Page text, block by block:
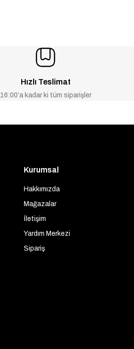
Hızlı Teslimat
16:00’a kadar ki tüm siparişler
Kurumsal
Hakkımızda
Mağazalar
İletişim
Yardım Merkezi
Sipariş